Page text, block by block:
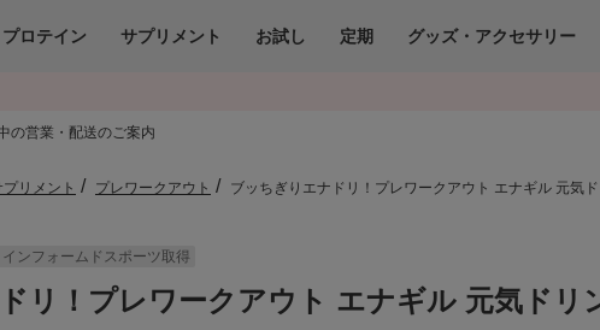
プロテイン サプリメント お試し 定期 グッズ・アクセサリー
の営業・配送のご案内
リメント プレワークアウト ブッちぎりエナドリ！プレワークアウト エナギル 元気
インフォームドスポーツ取得
リ！プレワークアウト エナギル 元気ドリ